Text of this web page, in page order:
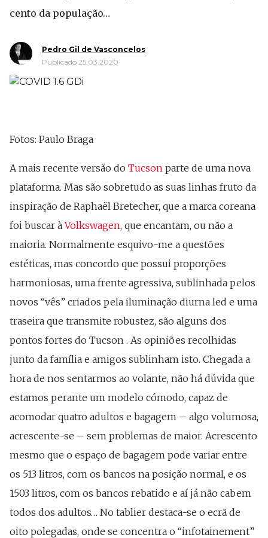
cento da população…
Pedro Gil de Vasconcelos
Publicado 25.03.2020
Fotos: Paulo Braga
A mais recente versão do Tucson parte de uma nova
plataforma. Mas são sobretudo as suas linhas fruto da
inspiração de Raphaël Bretecher, que a marca coreana
foi buscar àVolkswagen, que encantam, ou não a
maioria. Normalmente esquivo-me a questões
estéticas, mas concordo que possui proporções
harmoniosas, uma frente agressiva, sublinhada pelos
novos “vês” criados pela iluminação diurna led e uma
traseira que transmite robustez, são alguns dos
pontos fortes do Tucson . As opiniões recolhidas
junto da família e amigos sublinham isto. Chegada a
hora de nos sentarmos ao volante, não há dúvida que
estamos perante um modelo cómodo, capaz de
acomodar quatro adultos e bagagem – algo volumosa,
acrescente-se – sem problemas de maior. Acrescento
mesmo que o espaço de bagagem pode variar entre
os 513 litros, com os bancos na posição normal, e os
1503 litros, com os bancos rebatido e aí já não cabem
todos dos adultos… No tablier destaca-se o ecrã de
oito polegadas, onde se concentra o “infotainement”